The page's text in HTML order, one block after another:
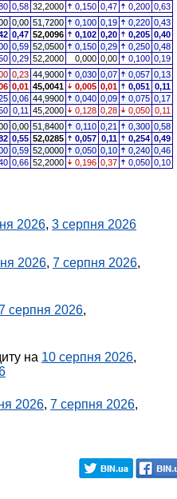
0,58 32,2000 0,150 0,47 0,200 0,63
0,00 51,7200 0,100 0,19 0,220 0,43
0,47 52,0096 0,102 0,20 0,205 0,40
0,59 52,0500 0,150 0,29 0,250 0,48
0,29 52,2000 0,000 0,00 0,100 0,19
0,23 44,9000 0,030 0,07 0,057 0,13
0,01 45,0041 0,005 0,01 0,051 0,11
0,06 44,9900 0,040 0,09 0,075 0,17
0,11 45,2000 0,128 0,28 0,050 0,11
0,00 51,8400 0,110 0,21 0,300 0,58
0,55 52,0285 0,057 0,11 0,254 0,49
0,59 52,0000 0,050 0,10 0,240 0,46
0,66 52,2000 0,196 0,37 0,050 0,10
2026, 3 серпня 2026
2026, 7 серпня 2026,
серпня 2026,
на 10 серпня 2026,
2026, 7 серпня 2026,